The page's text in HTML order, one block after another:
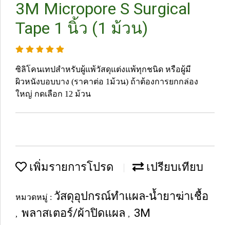
3M Micropore S Surgical
Tape 1 นิ้ว (1 ม้วน)
ซิลิโคนเทปสำหรับผู้แพ้วัสดุแต่งแพ้ทุกชนิด หรือผู้มี
ผิวหนังบอบบาง (ราคาต่อ 1ม้วน) ถ้าต้องการยกกล่อง
ใหญ่ กดเลือก 12 ม้วน
เพิ่มรายการโปรด เปรียบเทียบ
หมวดหมู่ : วัสดุอุปกรณ์ทำแผล-น้ำยาฆ่าเชื้อ
, พลาสเตอร์/ผ้าปิดแผล , 3M